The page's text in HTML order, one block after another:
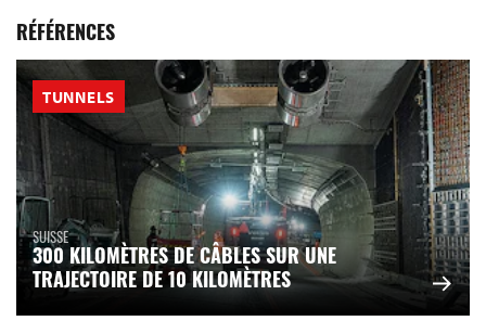
RÉFÉRENCES
TUNNELS
SUISSE
300 KILOMÈTRES DE CÂBLES SUR UNE
TRAJECTOIRE DE 10 KILOMÈTRES